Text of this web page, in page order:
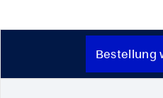
Bestellung